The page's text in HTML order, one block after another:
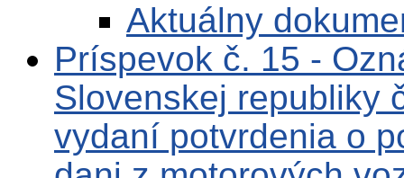
Aktuálny
Príspevok č. 15 -
Slovenskej republiky
vydaní potvrdenia o